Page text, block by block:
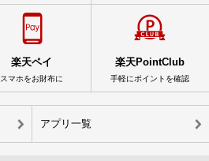
楽天ペイ
スマホをお財布に
楽天PointClub
手軽にポイントを確認
アプリ一覧